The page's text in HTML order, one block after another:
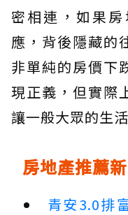
密相連，如果
應，背後隱藏的
非單純的房價下
現正義，但實際
讓一般大眾的生
房地產推薦
青安3.0排